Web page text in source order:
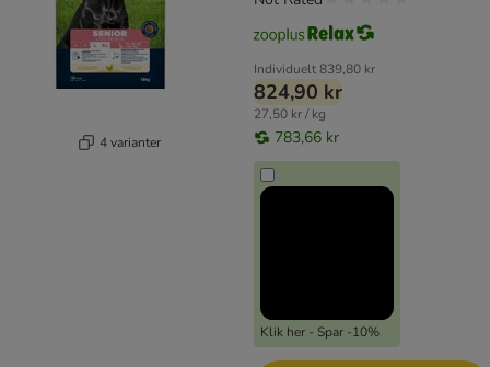
4 varianter
Individuelt839,80 kr
824,90 kr
27,50 kr / kg
783,66 kr
Klik her - Spar -10%